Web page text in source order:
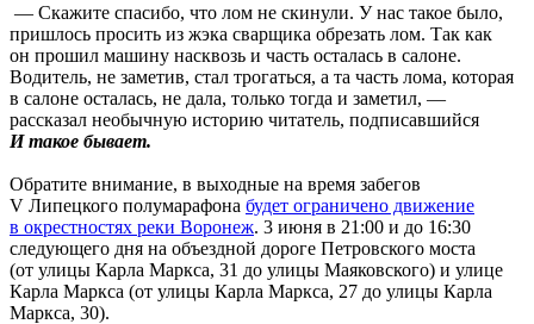
— Скажите спасибо, что лом не скинули. У нас такое было,
пришлось просить из жэка сварщика обрезать лом. Так как
он прошил машину насквозь и часть осталась в салоне.
Водитель, не заметив, стал трогаться, а та часть лома, которая
в салоне осталась, не дала, только тогда и заметил, —
рассказал необычную историю читатель, подписавшийся
И такое бывает.
Обратите внимание, в выходные на время забегов
V Липецкого полумарафона будет ограничено движение
в окрестностях реки Воронеж. 3 июня в 21:00 и до 16:30
следующего дня на объездной дороге Петровского моста
(от улицы Карла Маркса, 31 до улицы Маяковского) и улице
Карла Маркса (от улицы Карла Маркса, 27 до улицы Карла
Маркса, 30).